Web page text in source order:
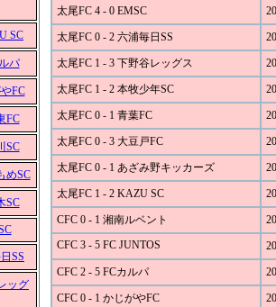
SC
パ
FC
FC
SC
めSC
SC
SS
ッグ
太尾FC 4 - 0 EMSC
太尾FC 0 - 2 六浦毎日SS
太尾FC 1 - 3 下野谷レッグス
太尾FC 1 - 2 本牧少年SC
太尾FC 0 - 1 青葉FC
太尾FC 0 - 3 大豆戸FC
太尾FC 0 - 1 あざみ野キッカーズ
太尾FC 1 - 2 KAZU SC
CFC 0 - 1 湘南ルベント
CFC 3 - 5 FC JUNTOS
CFC 2 - 5 FCカルパ
CFC 0 - 1 かじがやFC